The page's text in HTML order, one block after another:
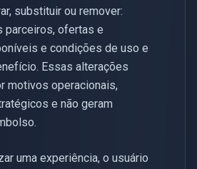
substituir ou remover:
parceiros, ofertas e
e condições de uso e
Essas alterações
motivos operacionais,
e não geram
uma experiência, o usuário